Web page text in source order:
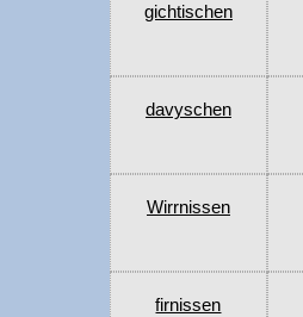
gichtischen
davyschen
Wirrnissen
firnissen